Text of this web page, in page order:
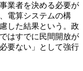
業者を決める必要が
電算システムの構
した結果という。政
はすでに民間開放が
要ない」として強行